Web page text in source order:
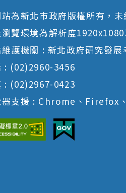
為新北市政府版權所有，
瀏覽環境為解析度
護機關 : 新北政府研究發展
: (02)2960-3456
: (02)2967-0423
器支援 : Chrome、Firefox